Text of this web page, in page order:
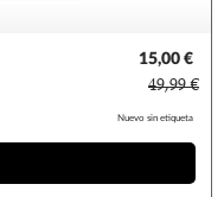
15,00 €
49,99 €
Nuevo sin etiqueta